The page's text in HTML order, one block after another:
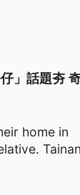
」話題夯
home in